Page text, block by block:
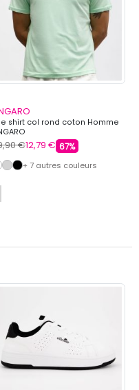
shirt col rond coton Homme
€12,79 € 67%
+ 7 autres couleurs